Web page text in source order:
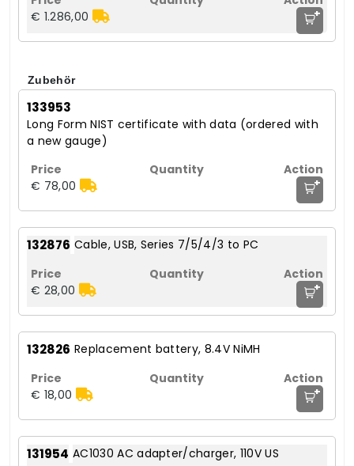
€ 1.286,00 +
Zubehör
133953
Long Form NIST certificate with data (ordered with
a new gauge)
€ 78,00 +
132876 Cable, USB, Series 7/5/4/3 to PC
€ 28,00 +
132826 Replacement battery, 8.4V NiMH
€ 18,00 +
131954 AC1030 AC adapter/charger, 110V US